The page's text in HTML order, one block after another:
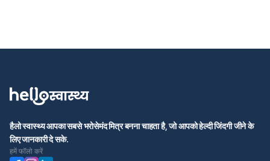
हैलो स्वास्थ्य आपका सबसे भरोसेमंद मित्र बनना चाहता है, जो आपको हेल्दी जिंदगी जीने के
लिए जानकारी दे सके.
हमें फॉलो करें